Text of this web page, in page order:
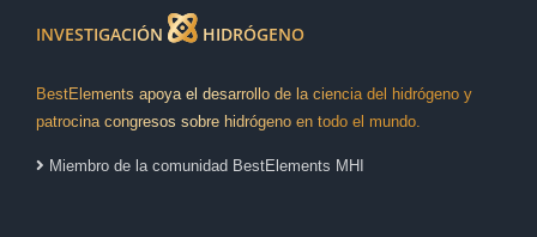
INVESTIGACIÓN HIDRÓGENO
BestElements apoya el desarrollo de la ciencia del hidrógeno y
patrocina congresos sobre hidrógeno en todo el mundo.
Miembro de la comunidad BestElements MHI